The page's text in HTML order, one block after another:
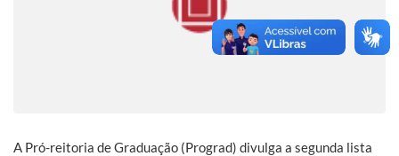
A Pró-reitoria de Graduação (Prograd) divulga a segunda lista